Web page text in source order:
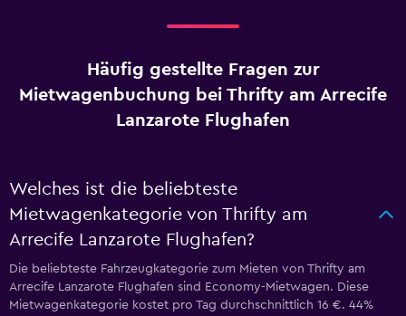
Häufig gestellte Fragen zur
Mietwagenbuchung bei Thrifty am Arrecife
Lanzarote Flughafen
Welches ist die beliebteste
Mietwagenkategorie von Thrifty am
Arrecife Lanzarote Flughafen?
Die beliebteste Fahrzeugkategorie zum Mieten von Thrifty am
Arrecife Lanzarote Flughafen sind Economy-Mietwagen. Diese
Mietwagenkategorie kostet pro Tag durchschnittlich 16 €. 44%